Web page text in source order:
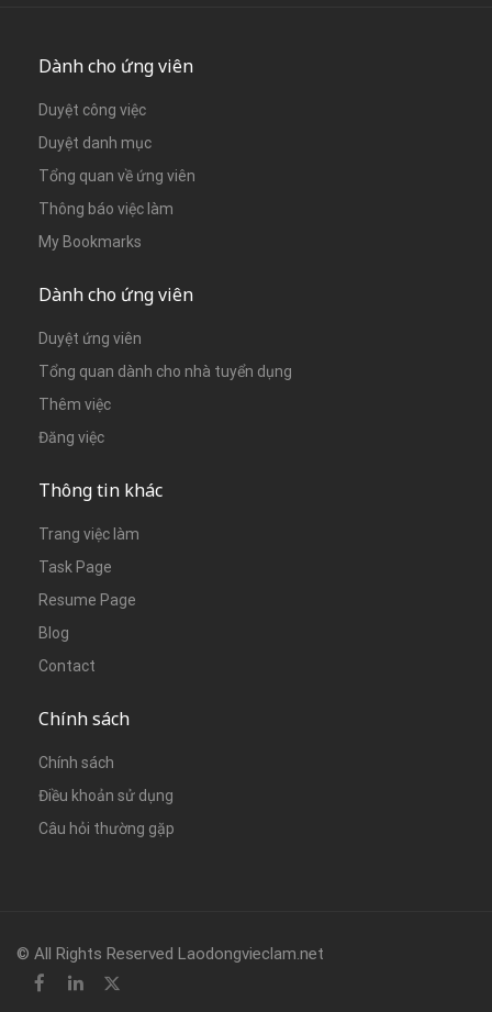
Dành cho ứng viên
Duyệt công việc
Duyệt danh mục
Tổng quan về ứng viên
Thông báo việc làm
My Bookmarks
Dành cho ứng viên
Duyệt ứng viên
Tổng quan dành cho nhà tuyển dụng
Thêm việc
Đăng việc
Thông tin khác
Trang việc làm
Task Page
Resume Page
Blog
Contact
Chính sách
Chính sách
Điều khoản sử dụng
Câu hỏi thường gặp
© All Rights Reserved Laodongvieclam.net